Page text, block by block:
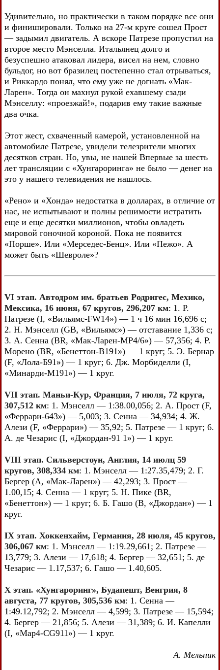
Удивительно, но практически в таком порядке все они
и финишировали. Только на 27-м круге сошел Прост
— задымил двигатель. А вскоре Патрезе пропустил на
второе место Мэнселла. Итальянец долго и
безуспешно атаковал лидера, висел на нем, словно
бульдог, но вот бразилец постепенно стал отрываться,
и Риккардо понял, что ему уже не догнать «Мак-
Ларен». Тогда он махнул рукой ехавшему сзади
Мэнселлу: «проезжай!», подарив ему такие важные
два очка.
Этот жест, схваченный камерой, установленной на
автомобиле Патрезе, увидели телезрители многих
десятков стран. Но, увы, не нашей Впервые за шесть
лет трансляции с «Хунгароринга» не было — денег на
это у нашего телевидения не нашлось.
«Рено» и «Хонда» недостатка в долларах, в отличие от
нас, не испытывают и полны решимости истратить
еще и еще десятки миллионов, чтобы овладеть
мировой гоночной короной. Пока не появится
«Порше». Или «Мерседес-Бенц». Или «Пежо». А
может быть «Шевроле»?
VI этап. Автодром им. братьев Родригес, Мехико,
Мексика, 16 июня, 67 кругов, 296,207 км: 1. Р.
Патрезе (I, «Вильямс-FW14») — 1 ч 16 мин 16,696 с;
2. Н. Мэнселл (GB, «Вильямс») — отставание 1,336 с;
3. А. Сенна (BR, «Мак-Ларен-МР4/6») — 57,356; 4. Р.
Морено (BR, «Бенеттон-В191») — 1 круг; 5. Э. Бернар
(F, «Лола-Б91») — 1 круг; 6. Дж. Морбиделли (I,
«Минарди-М191») — 1 круг.
VII этап. Маньи-Кур, Франция, 7 июля, 72 круга,
307,512 км: 1. Мэнселл — 1:38.00,056; 2. А. Прост (F,
«Феррари-643») — 5,003; 3. Сенна — 34,934; 4. Ж.
Алези (F, «Феррари») — 35,92; 5. Патрезе — 1 круг; 6.
А. де Чезарис (I, «Джордан-91 1») — 1 круг.
VIII этап. Сильверстоун, Англия, 14 июлц 59
кругов, 308,334 км: 1. Мэнселл — 1:27.35,479; 2. Г.
Бергер (А, «Мак-Ларен») — 42,293; 3. Прост —
1.00,15; 4. Сенна — 1 круг; 5. Н. Пике (BR,
«Бенеттон») — 1 круг; 6. Б. Гашо (В, «Джордан») — 1
круг.
IX этап. Хоккенхайм, Германия, 28 июля, 45 кругов,
306,067 км: 1. Мэнселл — 1:19.29,661; 2. Патрезе —
13,779; 3. Алези — 17,618; 4. Бергер — 32,651; 5. де
Чезарис — 1.17,537; 6. Гашо — 1.40,605.
X этап. «Хунгароринг», Будапешт, Венгрия, 8
августа, 77 кругов, 305,536 км: 1. Сенна —
1:49.12,792; 2. Мэнселл — 4,599; 3. Патрезе — 15,594;
4. Бергер — 21,856; 5. Алези — 31,389; 6. И. Капелли
(I, «Map4-CG911») — 1 круг.
А. Мельник